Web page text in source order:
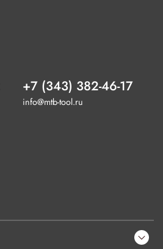
+7 (343) 382-46-17
info@mtb-tool.ru